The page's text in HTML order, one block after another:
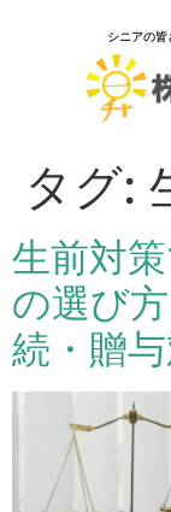
シニアの皆
タグ:
生前対
の選び
続・贈
ア
個